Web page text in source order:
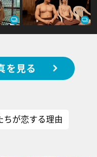
を見る
ちが恋する理由